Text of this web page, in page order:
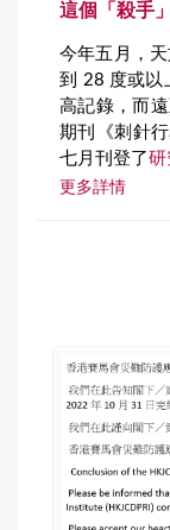
這個「殺手
今年五月，
到 28 度或以
高記錄，而
期刊《刺針
七月刊登了研
更多詳情